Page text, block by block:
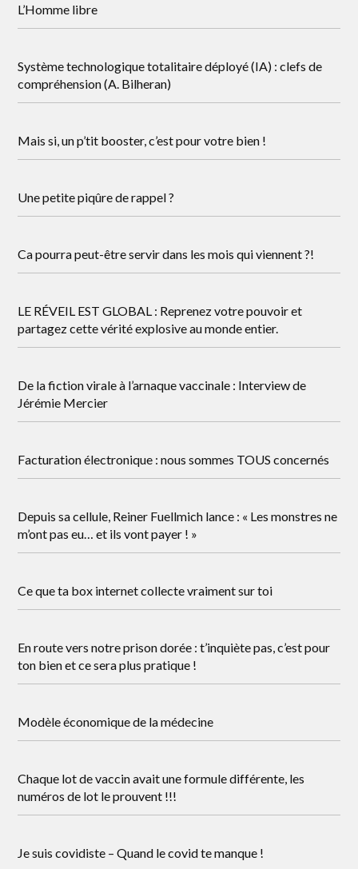
L’Homme libre
Système technologique totalitaire déployé (IA) : clefs de
compréhension (A. Bilheran)
Mais si, un p’tit booster, c’est pour votre bien !
Une petite piqûre de rappel ?
Ca pourra peut-être servir dans les mois qui viennent ?!
LE RÉVEIL EST GLOBAL : Reprenez votre pouvoir et
partagez cette vérité explosive au monde entier.
De la fiction virale à l’arnaque vaccinale : Interview de
Jérémie Mercier
Facturation électronique : nous sommes TOUS concernés
Depuis sa cellule, Reiner Fuellmich lance : « Les monstres ne
m’ont pas eu… et ils vont payer ! »
Ce que ta box internet collecte vraiment sur toi
En route vers notre prison dorée : t’inquiète pas, c’est pour
ton bien et ce sera plus pratique !
Modèle économique de la médecine
Chaque lot de vaccin avait une formule différente, les
numéros de lot le prouvent !!!
Je suis covidiste – Quand le covid te manque !